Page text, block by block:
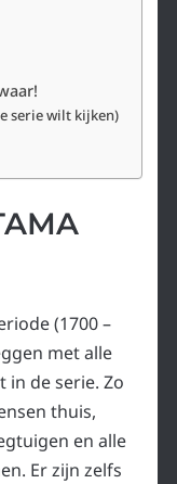
serie wilt kijken)
(1700 –
met alle
in de serie. Zo
thuis,
en alle
Er zijn zelfs